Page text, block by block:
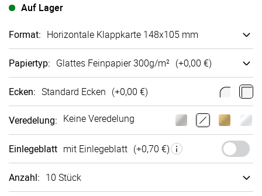
Auf Lager
Format: Ho­ri­zon­tale Klappkarte 148x105 mm
Papiertyp: Glattes Fein­papier 300g/m² (+0,00 €)
Ecken: Standard Ecken (+0,00 €)
Veredelung: Keine Veredelung
Einlegeblatt mit Einlegeblatt (+0,70 €)
Anzahl: 10 Stück